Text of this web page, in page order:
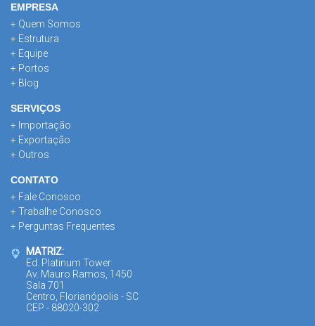
EMPRESA
+ Quem Somos
+ Estrutura
+ Equipe
+ Portos
+ Blog
SERVIÇOS
+ Importação
+ Exportação
+ Outros
CONTATO
+ Fale Conosco
+ Trabalhe Conosco
+ Perguntas Frequentes
MATRIZ:
Ed. Platinum Tower
Av. Mauro Ramos, 1450
Sala 701
Centro, Florianópolis - SC
CEP - 88020-302